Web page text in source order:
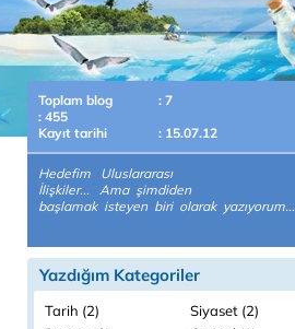
Toplam blog
: 7
: 455
Kayıt tarihi
: 15.07.12
Hedefim Uluslararası
İlişkiler... Ama şimdiden
başlamak isteyen biri olarak yazıyorum...
Yazdığım Kategoriler
Tarih (2)
Siyaset (2)